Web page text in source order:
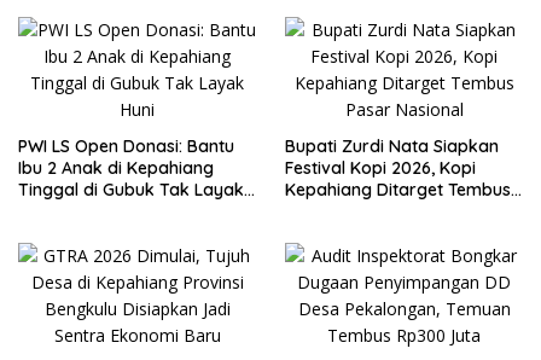
PWI LS Open Donasi: Bantu
Ibu 2 Anak di Kepahiang
Tinggal di Gubuk Tak Layak
Bupati Zurdi Nata Siapkan
Festival Kopi 2026, Kopi
Kepahiang Ditarget Tembus